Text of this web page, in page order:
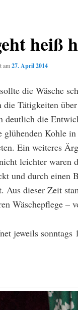
heiß
am27. April 2014
die Wäsche
die Tätigkeiten
deutlich die
glühenden Kohle
Ein weiteres
leichter waren
und durch einen
Aus dieser Zeit
Wäschepflege –
jeweils